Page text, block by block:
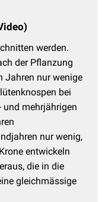
werden.
der Pflanzung
Jahren nur wenige
bei
und mehrjährigen
nur wenig,
entwickeln
die in die
gleichmässige